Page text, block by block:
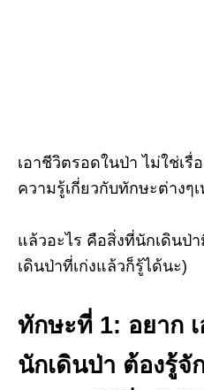
เอาชีวิตรอดในป่า ไม่ใช่เ
ความรู้เกี่ยวกับทักษะต่างๆ
แล้วอะไร คือสิ่งที่นักเดินป่
เดินป่าที่เก่งแล้วก็รู้ได้นะ)
ทักษะที่ 1: อยาก
นักเดินป่า ต้องรู้จั